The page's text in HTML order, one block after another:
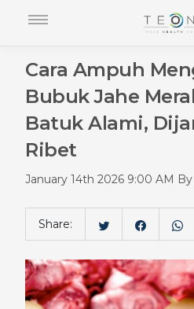
Cara Ampuh
Bubuk Jahe
Batuk Alami,
Ribet
January 14th 2026 9:00 AM
Share: